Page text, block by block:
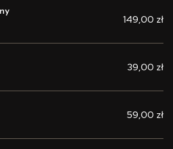
149,00 zł
39,00 zł
59,00 zł